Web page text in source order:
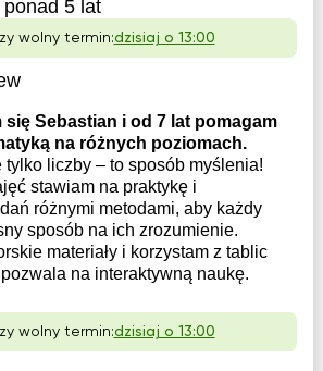
ponad 5 lat
wolny termin:dzisiaj o 13:00
się Sebastian i od 7 lat pomagam
na różnych poziomach.
tylko liczby – to sposób myślenia!
stawiam na praktykę i
różnymi metodami, aby każdy
sposób na ich zrozumienie.
materiały i korzystam z tablic
na interaktywną naukę.
wolny termin:dzisiaj o 13:00